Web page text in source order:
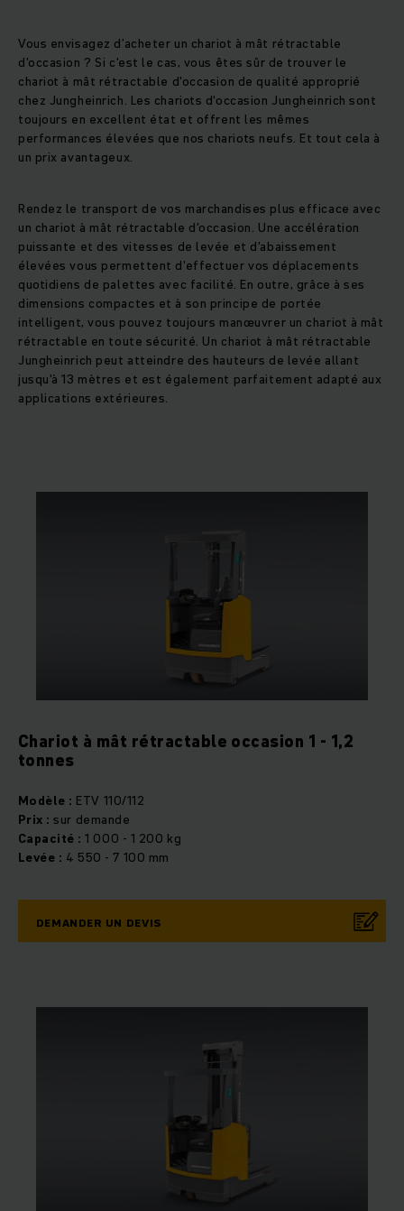
Vous envisagez d’acheter un chariot à mât rétractable
d'occasion ? Si c'est le cas, vous êtes sûr de trouver le
chariot à mât rétractable d'occasion de qualité approprié
chez Jungheinrich. Les chariots d'occasion Jungheinrich sont
toujours en excellent état et offrent les mêmes
performances élevées que nos chariots neufs. Et tout cela à
un prix avantageux.
Rendez le transport de vos marchandises plus efficace avec
un chariot à mât rétractable d'occasion. Une accélération
puissante et des vitesses de levée et d'abaissement
élevées vous permettent d'effectuer vos déplacements
quotidiens de palettes avec facilité. En outre, grâce à ses
dimensions compactes et à son principe de portée
intelligent, vous pouvez toujours manœuvrer un chariot à mât
rétractable en toute sécurité. Un chariot à mât rétractable
Jungheinrich peut atteindre des hauteurs de levée allant
jusqu'à 13 mètres et est également parfaitement adapté aux
applications extérieures.
Chariot à mât rétractable occasion 1 - 1,2
tonnes
Modèle : ETV 110/112
Prix :sur demande
Capacité :1 000 - 1 200 kg
Levée : 4 550 - 7 100 mm
DEMANDER UN DEVIS